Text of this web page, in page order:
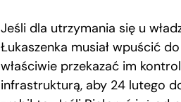
Jeśli dla utrzymania się u
Łukaszenka musiał wpuścić
właściwie przekazać im
infrastrukturą, aby 24 lutego